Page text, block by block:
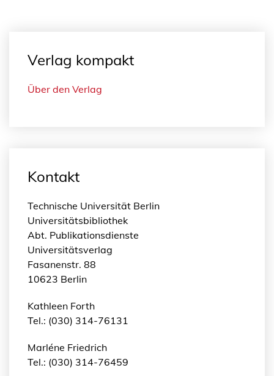
Verlag kompakt
Über den Verlag
Kontakt
Technische Universität Berlin
Universitätsbibliothek
Abt. Publikationsdienste
Universitätsverlag
Fasanenstr. 88
10623 Berlin
Kathleen Forth
Tel.: (030) 314-76131
Marléne Friedrich
Tel.: (030) 314-76459